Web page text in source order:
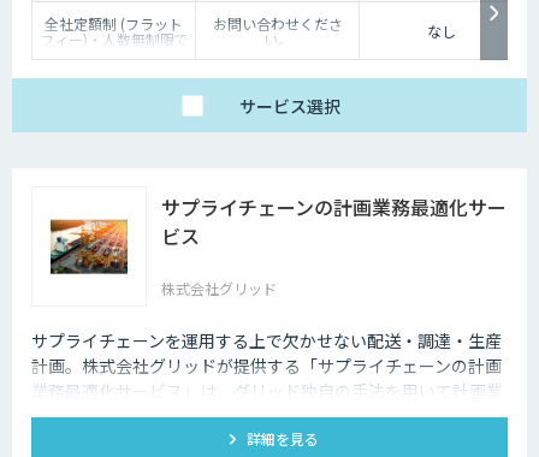
全社定額制 (フラット
フィー)・人数無制限で
ご利用いただけます。
お問い合わせくださ
い。 なし
サービス選択
サプライチェーンの計画業務最適化サー
ビス
株式会社グリッド
サプライチェーンを運用する上で欠かせない配送・調達・生産
計画。株式会社グリッドが提供する「サプライチェーンの計画
業務最適化サービス」は、グリッド独自の手法を用いて計画業
務を自動化・最適化し、現場で"使える"システムを提供しま
詳細を見る